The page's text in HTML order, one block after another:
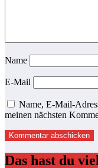
Name
E-Mail
Name, E-Mail-
meinen nächsten
Das hast du